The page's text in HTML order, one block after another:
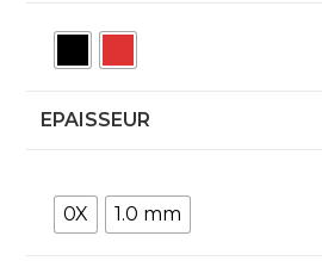
EPAISSEUR
0X 1.0 mm